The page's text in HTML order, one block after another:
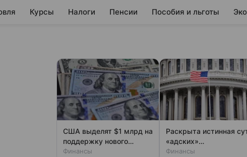
Курсы Налоги Пенсии Пособия и льготы
США выделят $1 млрд на
поддержку нового
президента одной
Финансы
Раскрыта истинная
«адских»
антироссийских
Финансы